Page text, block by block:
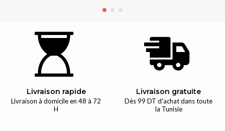
Livraison rapide
Livraison à domicile en 48 à 72
H
Livraison gratuite
Dès 99 DT d'achat dans toute
la Tunisie